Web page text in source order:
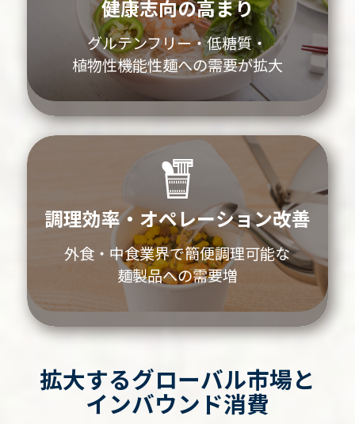
健康志向の高まり
グルテンフリー・低糖質・
植物性機能性麺への需要が拡大
調理効率・オペレーション改善
外食・中食業界で簡便調理可能な
麺製品への需要増
拡大するグローバル市場と
インバウンド消費